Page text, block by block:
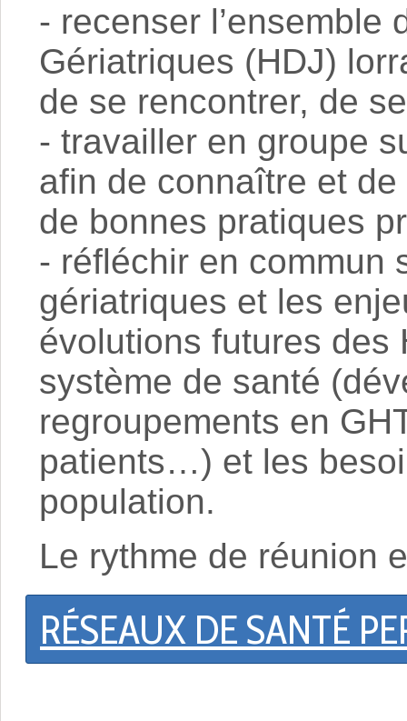
- recenser l’ensemble
Gériatriques (HDJ)
de se rencontrer, de
- travailler en groupe
afin de connaître et
de bonnes pratiques
- réfléchir en commun
gériatriques et les
évolutions futures des
système de santé
regroupements en
patients…) et les
population.
Le rythme de réunion
RÉSEAUX DE SANTÉ